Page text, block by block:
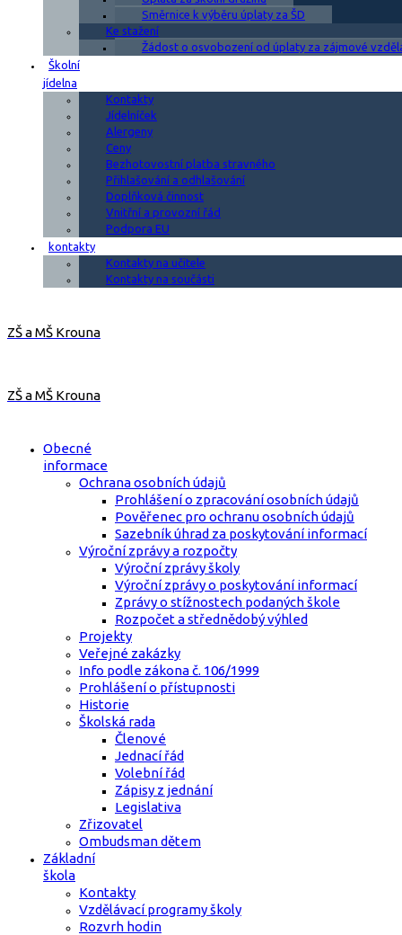
Směrnice k výběru úplaty za ŠD
Ke stažení
Žádost o osvobození od úplaty za zájmové
Školní
jídelna
Kontakty
Jídelníček
Alergeny
Ceny
Bezhotovostní platba stravného
Přihlašování a odhlašování
Doplňková činnost
Vnitřní a provozní řád
Podpora EU
kontakty
Kontakty na učitele
Kontakty na součásti
ZŠ a MŠ Krouna
ZŠ a MŠ Krouna
Obecné
informace
Ochrana osobních údajů
Prohlášení o zpracování osobních údajů
Pověřenec pro ochranu osobních údajů
Sazebník úhrad za poskytování informací
Výroční zprávy a rozpočty
Výroční zprávy školy
Výroční zprávy o poskytování informací
Zprávy o stížnostech podaných škole
Rozpočet a střednědobý výhled
Projekty
Veřejné zakázky
Info podle zákona č. 106/1999
Prohlášení o přístupnosti
Historie
Školská rada
Členové
Jednací řád
Volební řád
Zápisy z jednání
Legislativa
Zřizovatel
Ombudsman dětem
Základní
škola
Kontakty
Vzdělávací programy školy
Rozvrh hodin